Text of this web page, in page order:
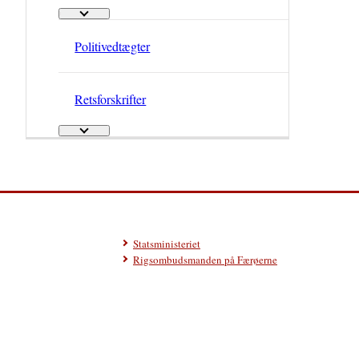
Grønlandsk Lovregister - Flere links
Politivedtægter
Retsforskrifter
Retsforskrifter - Flere links
Statsministeriet
Rigsombudsmanden på Færøerne